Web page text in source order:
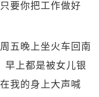
要你把工作做好
五晚上坐火车回南
早上都是被女儿银
我的身上大声喊